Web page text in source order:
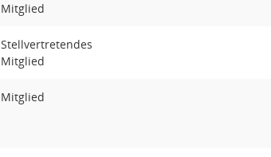
Mitglied
Stellvertretendes
Mitglied
Mitglied